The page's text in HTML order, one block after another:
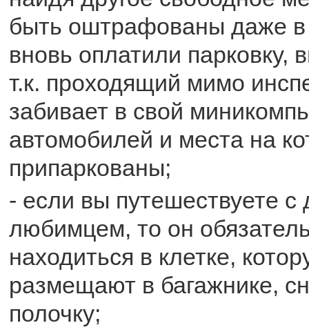
быть оштрафованы даже в
вновь оплатили парковку,
т.к. проходящий мимо
забивает в свой
автомобилей и места на
припаркованы;
- если вы путешествуете
любимцем, то он
находиться в клетке,
размещают в багажнике,
полочку;